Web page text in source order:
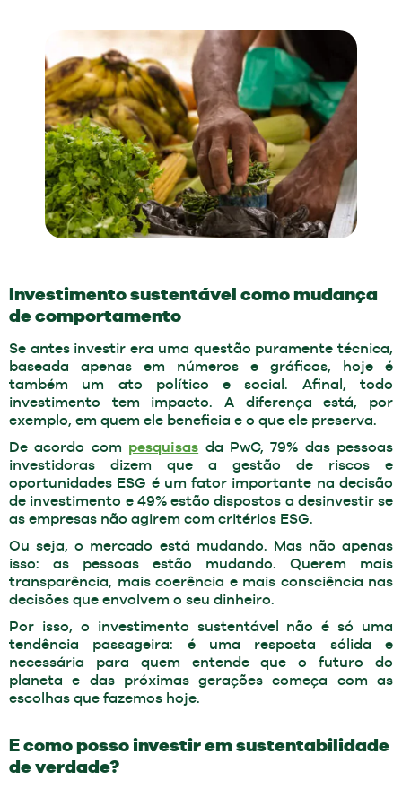
Investimento sustentável como mudança
de comportamento
Se antes investir era uma questão puramente técnica,
baseada apenas em números e gráficos, hoje é
também um ato político e social. Afinal, todo
investimento tem impacto. A diferença está, por
exemplo, em quem ele beneficia e o que ele preserva.
De acordo com pesquisas da PwC, 79% das pessoas
investidoras dizem que a gestão de riscos e
oportunidades ESG é um fator importante na decisão
de investimento e 49% estão dispostos a desinvestir se
as empresas não agirem com critérios ESG.
Ou seja, o mercado está mudando. Mas não apenas
isso: as pessoas estão mudando. Querem mais
transparência, mais coerência e mais consciência nas
decisões que envolvem o seu dinheiro.
Por isso, o investimento sustentável não é só uma
tendência passageira: é uma resposta sólida e
necessária para quem entende que o futuro do
planeta e das próximas gerações começa com as
escolhas que fazemos hoje.
E como posso investir em sustentabilidade
de verdade?